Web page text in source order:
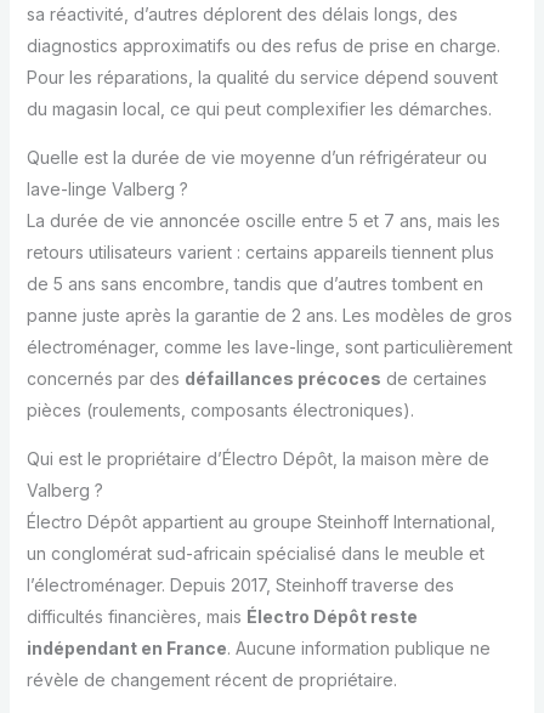
sa réactivité, d’autres déplorent des délais longs, des
diagnostics approximatifs ou des refus de prise en charge.
Pour les réparations, la qualité du service dépend souvent
du magasin local, ce qui peut complexifier les démarches.
Quelle est la durée de vie moyenne d’un réfrigérateur ou
lave-linge Valberg ?
La durée de vie annoncée oscille entre 5 et 7 ans, mais les
retours utilisateurs varient : certains appareils tiennent plus
de 5 ans sans encombre, tandis que d’autres tombent en
panne juste après la garantie de 2 ans. Les modèles de gros
électroménager, comme les lave-linge, sont particulièrement
concernés par des défaillances précoces de certaines
pièces (roulements, composants électroniques).
Qui est le propriétaire d’Électro Dépôt, la maison mère de
Valberg ?
Électro Dépôt appartient au groupe Steinhoff International,
un conglomérat sud-africain spécialisé dans le meuble et
l’électroménager. Depuis 2017, Steinhoff traverse des
difficultés financières, mais Électro Dépôt reste
indépendant en France. Aucune information publique ne
révèle de changement récent de propriétaire.